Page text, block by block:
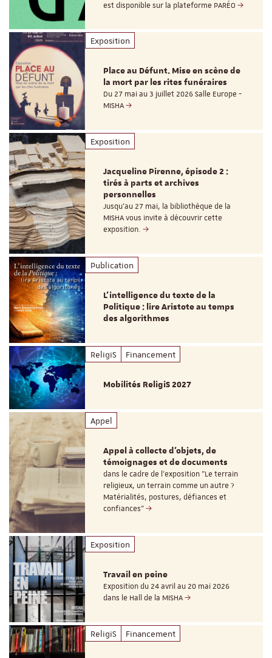
est disponible sur la plateforme PARÉO
Exposition
Place au Défunt. Mise en scène de
la mort par les rites funéraires
Du 27 mai au 3 juillet 2026 Salle Europe -
MISHA
Exposition
Jacqueline Pirenne, épisode 2 :
tirés à parts et archives
personnelles
Jusqu’au 27 mai, la bibliothèque de la
MISHA vous invite à découvrir cette
exposition.
Publication
L’intelligence du texte de la
Politique : lire Aristote au temps
des algorithmes
ReligiS Financement
Mobilités ReligiS 2027
Appel
Appel à collecte d'objets, de
témoignages et de documents
dans le cadre de l'exposition "Le terrain
religieux, un terrain comme un autre ?
Matérialités, postures, défiances et
confiances"
Exposition
Travail en peine
Exposition du 24 avril au 20 mai 2026
dans le Hall de la MISHA
ReligiS Financement